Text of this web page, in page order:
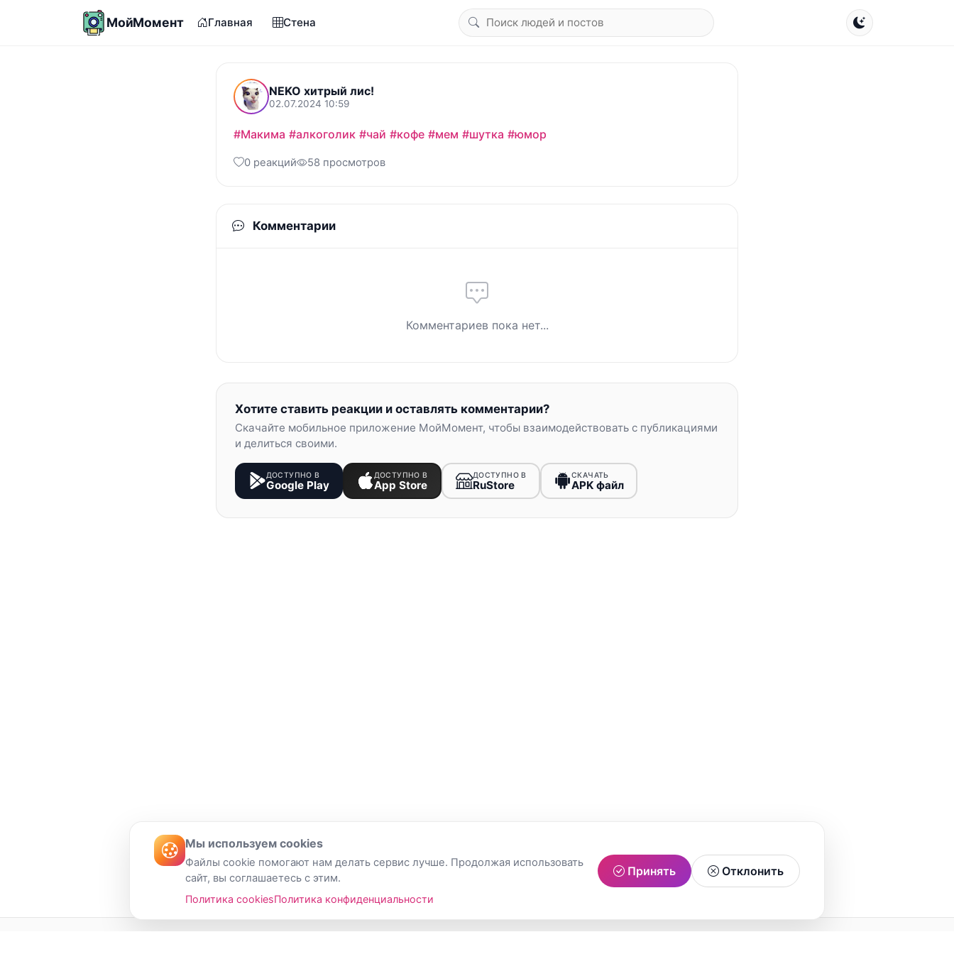
МойМомент Главная Стена
NEKO хитрый лис!
02.07.2024 10:59
#Макима #алкоголик #чай #кофе #мем #шутка #юмор
0 реакций 58 просмотров
Комментарии
Комментариев пока нет...
Хотите ставить реакции и оставлять комментарии?
Скачайте мобильное приложение МойМомент, чтобы взаимодействовать с публикациями
и делиться своими.
ДОСТУПНО В
Google Play
ДОСТУПНО В
App Store
ДОСТУПНО В
RuStore
СКАЧАТЬ
APK файл
Мы используем cookies
Файлы cookie помогают нам делать сервис лучше. Продолжая использовать
сайт, вы соглашаетесь с этим.
Политика cookiesПолитика конфиденциальности
Принять Отклонить